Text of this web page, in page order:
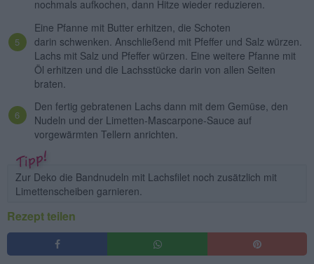
nochmals aufkochen, dann Hitze wieder reduzieren.
Eine Pfanne mit Butter erhitzen, die Schoten
darin schwenken. Anschließend mit Pfeffer und Salz würzen.
Lachs mit Salz und Pfeffer würzen. Eine weitere Pfanne mit
Öl erhitzen und die Lachsstücke darin von allen Seiten
braten.
Den fertig gebratenen Lachs dann mit dem Gemüse, den
Nudeln und der Limetten-Mascarpone-Sauce auf
vorgewärmten Tellern anrichten.
Zur Deko die Bandnudeln mit Lachsfilet noch zusätzlich mit
Limettenscheiben garnieren.
Rezept teilen